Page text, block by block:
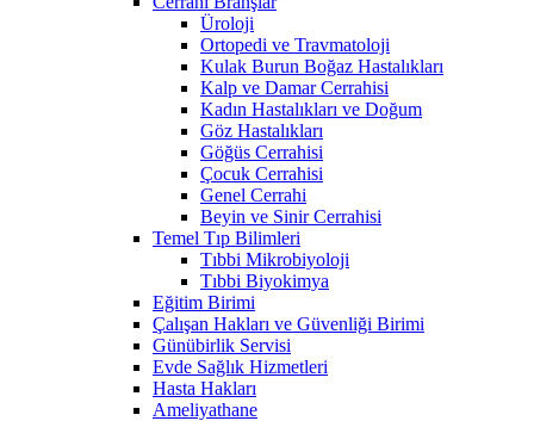
Üroloji
Ortopedi ve Travmatoloji
Kulak Burun Boğaz Hastalıkları
Kalp ve Damar Cerrahisi
Kadın Hastalıkları ve Doğum
Göz Hastalıkları
Göğüs Cerrahisi
Çocuk Cerrahisi
Genel Cerrahi
Beyin ve Sinir Cerrahisi
Temel Tıp Bilimleri
Tıbbi Mikrobiyoloji
Tıbbi Biyokimya
Eğitim Birimi
Çalışan Hakları ve Güvenliği Birimi
Günübirlik Servisi
Evde Sağlık Hizmetleri
Hasta Hakları
Ameliyathane